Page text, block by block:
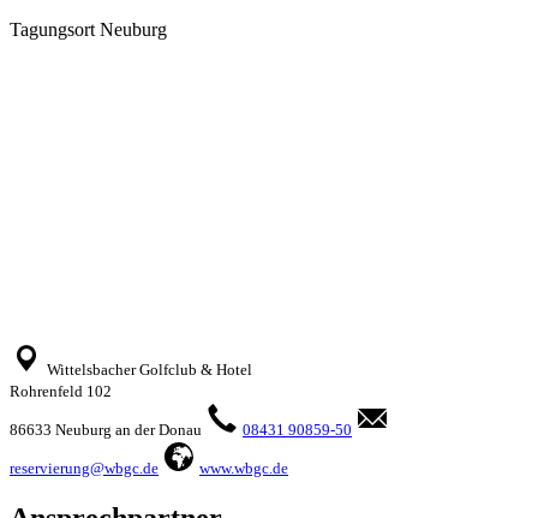
Tagungsort Neuburg
Wittelsbacher Golfclub & Hotel
Rohrenfeld 102
86633 Neuburg an der Donau 08431 90859-50
reservierung@wbgc.de www.wbgc.de